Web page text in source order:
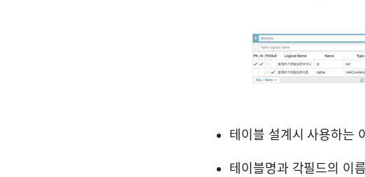
테이블 설계시 사용하는
테이블명과 각필드의 이